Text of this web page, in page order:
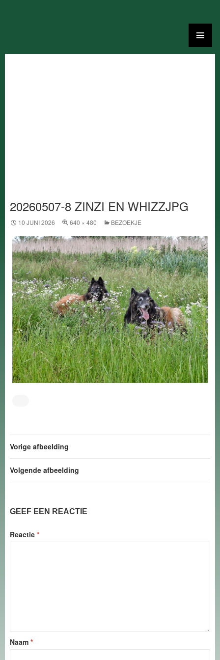
20260507-8 ZINZI EN WHIZZJPG
10 JUNI 2026 640 × 480 BEZOEKJE
Vorige afbeelding
Volgende afbeelding
GEEF EEN REACTIE
Reactie *
Naam *